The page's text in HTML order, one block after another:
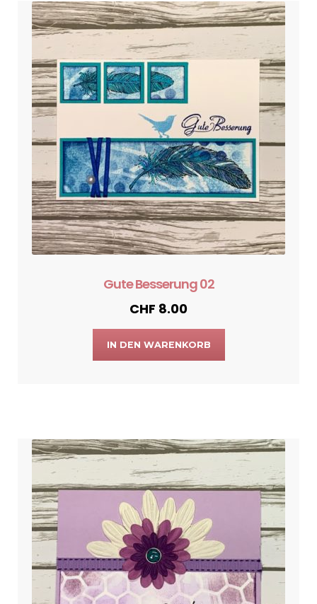
Gute Besserung 02
CHF 8.00
IN DEN WARENKORB